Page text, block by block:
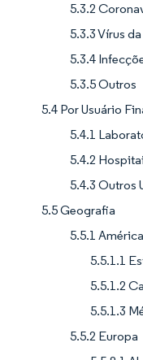
5.3.2
5.3.3 Vírus
5.3.4
5.3.5 Outros
5.4 Por Usuário
5.4.1
5.4.2
5.4.3 Outros
5.5 Geografia
5.5.1
5.5.1.1
5.5.1.2
5.5.1.3
5.5.2 Europa